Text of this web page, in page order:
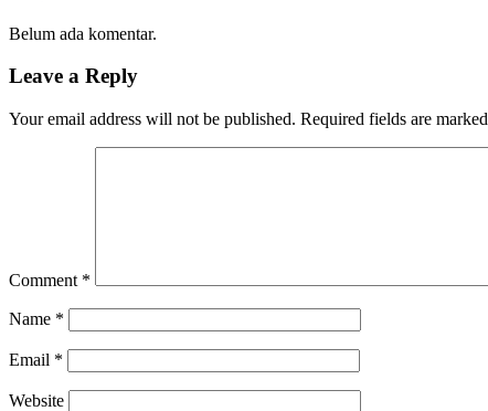
Belum ada komentar.
Leave a Reply
Your email address will not be published. Required fields are marked
Comment *
Name *
Email *
Website